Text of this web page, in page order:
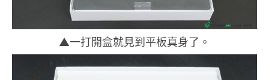
▲一打開盒就見到平板真身了。